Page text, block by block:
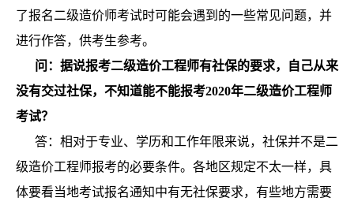
了报名二级造价师考试时可能会遇到的一些常见问题，并
进行作答，供考生参考。
问：据说报考二级造价工程师有社保的要求，自己从来
没有交过社保，不知道能不能报考2020年二级造价工程师
考试？
答：相对于专业、学历和工作年限来说，社保并不是二
级造价工程师报考的必要条件。各地区规定不太一样，具
体要看当地考试报名通知中有无社保要求，有些地方需要